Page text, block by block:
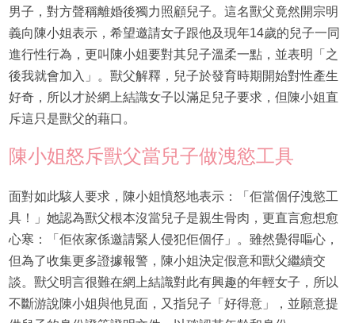
男子，對方聲稱離婚後獨力照顧兒子。這名獸父竟然開宗明
義向陳小姐表示，希望邀請女子跟他及現年14歲的兒子一同
進行性行為，更叫陳小姐要對其兒子溫柔一點，並表明「之
後我就會加入」。獸父解釋，兒子於發育時期開始對性產生
好奇，所以才於網上結識女子以滿足兒子要求，但陳小姐直
斥這只是獸父的藉口。
陳小姐怒斥獸父當兒子做洩慾工具
面對如此駭人要求，陳小姐憤怒地表示：「佢當個仔洩慾工
具！」她認為獸父根本沒當兒子是親生骨肉，更直言愈想愈
心寒：「佢依家係邀請緊人侵犯佢個仔」。雖然覺得嘔心，
但為了收集更多證據報警，陳小姐決定假意和獸父繼續交
談。獸父明言很難在網上結識對此有興趣的年輕女子，所以
不斷游說陳小姐與他見面，又指兒子「好得意」，並願意提